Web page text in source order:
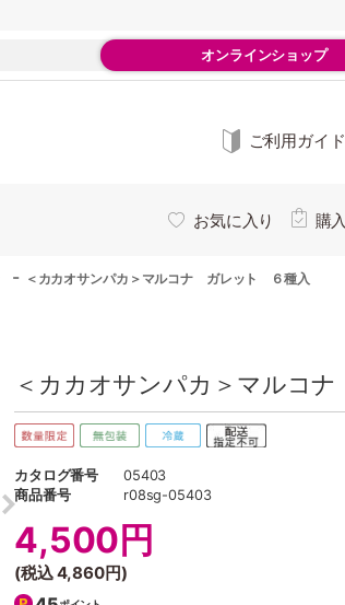
オンラインショップ
ご利用ガイド
お気に入り 購
- ＜カカオサンパカ＞マルコナ ガレット ６種入
＜カカオサンパカ＞マルコ
カタログ番号
05403
商品番号
r08sg-05403
4,500円
(税込4,860円)